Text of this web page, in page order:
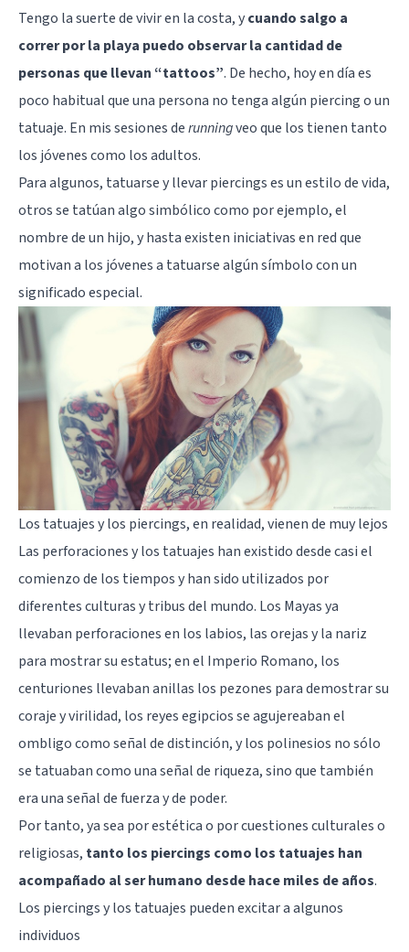
Tengo la suerte de vivir en la costa, ycuando salgo a
correr por la playa puedo observar la cantidad de
personas que llevan “tattoos”. De hecho, hoy en día es
poco habitual que una persona no tenga algún piercing o un
tatuaje. En mis sesiones derunningveo que los tienen tanto
los jóvenes como los adultos.
Para algunos, tatuarse y llevar piercings es un estilo de vida,
otros se tatúan algo simbólico como por ejemplo, el
nombre de un hijo, y hastaexisten iniciativas en red que
motivan a los jóvenes a tatuarse algún símbolo con un
significado especial.
Los tatuajes y los piercings, en realidad, vienen de muy lejos
Las perforaciones y los tatuajes han existido desde casi el
comienzo de los tiempos y han sido utilizados por
diferentes culturas y tribus del mundo. Los Mayas ya
llevaban perforaciones en los labios, las orejas y la nariz
para mostrar su estatus; en el Imperio Romano, los
centuriones llevaban anillas los pezones para demostrar su
coraje y virilidad, los reyes egipcios se agujereaban el
ombligo como señal de distinción, y los polinesios no sólo
se tatuaban como una señal de riqueza, sino que también
era una señal de fuerza y de poder.
Por tanto, ya sea por estética o por cuestiones culturales o
religiosas, tanto los piercings como los tatuajes han
acompañado al ser humano desde hace miles de años.
Los piercings y los tatuajes pueden excitar a algunos
individuos